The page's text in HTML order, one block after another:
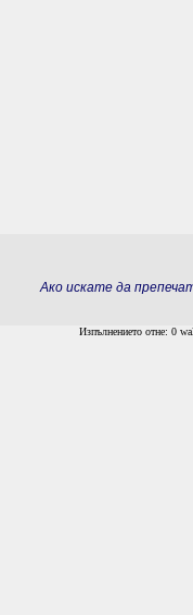
Ако искате да
Изпълнението отне: 0